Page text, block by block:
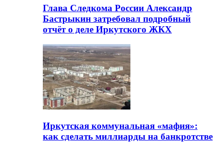
Глава Следкома России Александр
Бастрыкин затребовал подробный
отчёт о деле Иркутского ЖКХ
Иркутская коммунальная «мафия»:
как сделать миллиарды на банкротстве